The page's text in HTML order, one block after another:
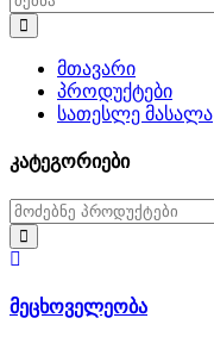
მთავარი
პროდუქტები
სათესლე მასალა
კატეგორიები
მეცხოველეობა